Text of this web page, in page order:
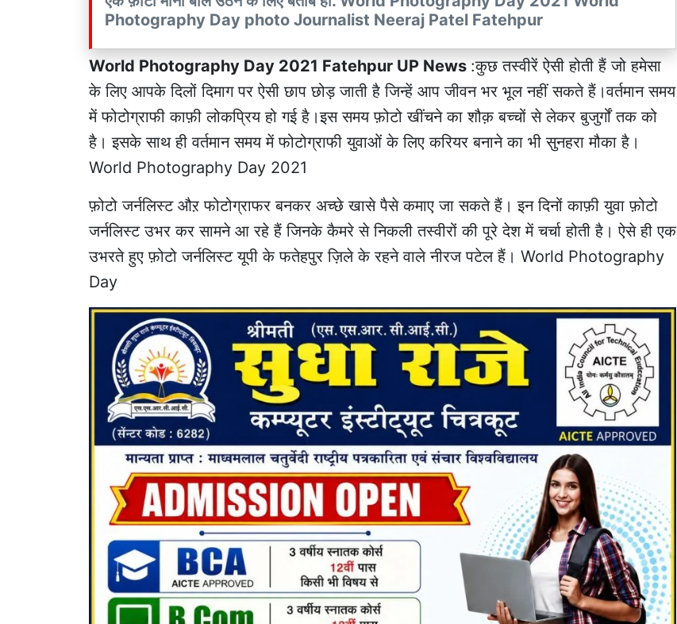
Photography Day photo Journalist Neeraj Patel Fatehpur
World Photography Day 2021 Fatehpur UP News :कुछ तस्वीरें ऐसी होती हैं जो हमेसा
के लिए आपके दिलों दिमाग पर ऐसी छाप छोड़ जाती है जिन्हें आप जीवन भर भूल नहीं सकते हैं।वर्तमान समय
में फोटोग्राफी काफ़ी लोकप्रिय हो गई है।इस समय फ़ोटो खींचने का शौक़ बच्चों से लेकर बुजुर्गों तक को
है। इसके साथ ही वर्तमान समय में फोटोग्राफी युवाओं के लिए करियर बनाने का भी सुनहरा मौका है।
World Photography Day 2021
फ़ोटो जर्नलिस्ट औऱ फोटोग्राफर बनकर अच्छे खासे पैसे कमाए जा सकते हैं। इन दिनों काफ़ी युवा फ़ोटो
जर्नलिस्ट उभर कर सामने आ रहे हैं जिनके कैमरे से निकली तस्वीरों की पूरे देश में चर्चा होती है। ऐसे ही एक
उभरते हुए फ़ोटो जर्नलिस्ट यूपी के फतेहपुर ज़िले के रहने वाले नीरज पटेल हैं। World Photography
Day